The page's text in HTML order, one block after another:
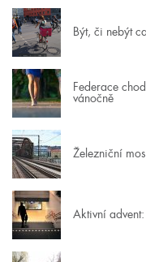
Být, či nebýt
Federace
vánočně
Železniční
Aktivní